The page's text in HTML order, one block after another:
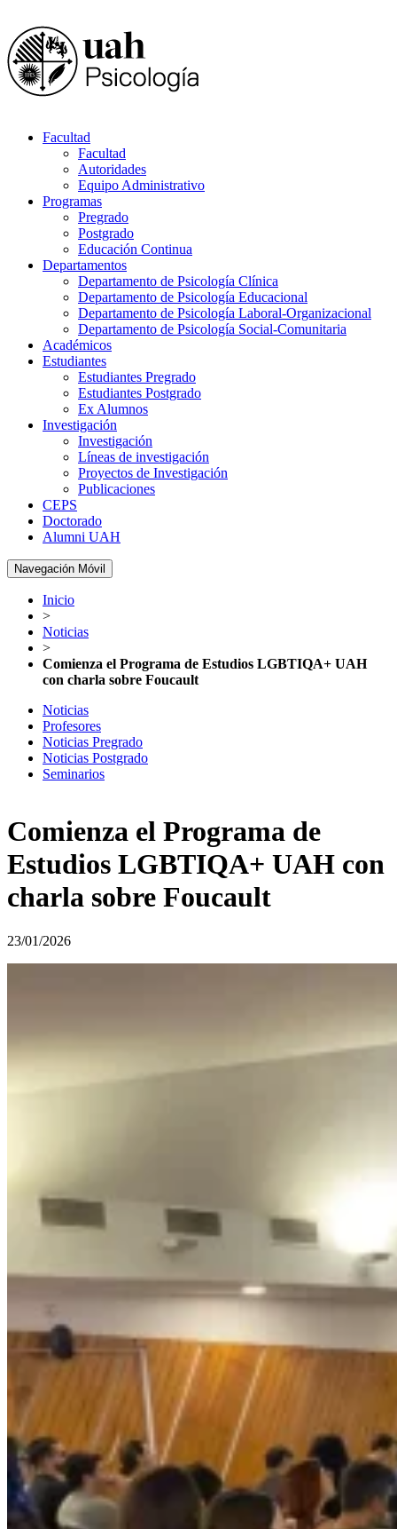
Facultad
Facultad
Autoridades
Equipo Administrativo
Programas
Pregrado
Postgrado
Educación Continua
Departamentos
Departamento de Psicología Clínica
Departamento de Psicología Educacional
Departamento de Psicología Laboral-Organizacional
Departamento de Psicología Social-Comunitaria
Académicos
Estudiantes
Estudiantes Pregrado
Estudiantes Postgrado
Ex Alumnos
Investigación
Investigación
Líneas de investigación
Proyectos de Investigación
Publicaciones
CEPS
Doctorado
Alumni UAH
Navegación Móvil
Inicio
>
Noticias
>
Comienza el Programa de Estudios LGBTIQA+ UAH
con charla sobre Foucault
Noticias
Profesores
Noticias Pregrado
Noticias Postgrado
Seminarios
Comienza el Programa de
Estudios LGBTIQA+ UAH con
charla sobre Foucault
23/01/2026